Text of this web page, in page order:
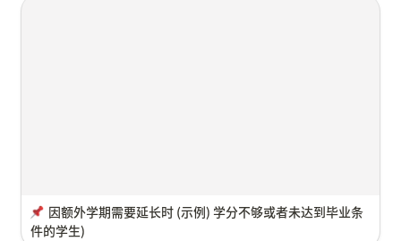
因额外学期需要延长时 (示例) 学分不够或者未达到毕业条
件的学生)